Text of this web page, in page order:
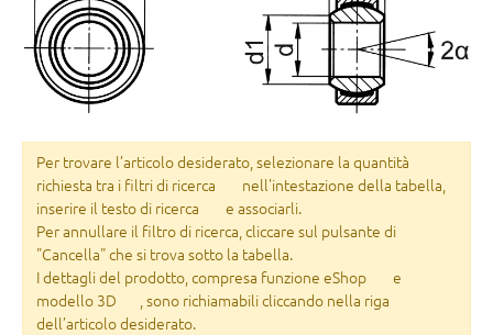
Per trovare l’articolo desiderato, selezionare la quantità
richiesta tra i filtri di ricerca
nell'intestazione della tabella,
inserire il testo di ricerca
e associarli.
Per annullare il filtro di ricerca, cliccare sul pulsante di
"Cancella" che si trova sotto la tabella.
I dettagli del prodotto, compresa funzione eShop
e
modello 3D
, sono richiamabili cliccando nella riga
dell’articolo desiderato.